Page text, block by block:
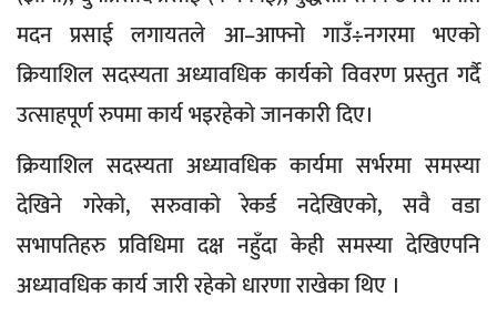
मदन प्रसाई लगायतले आ–आफ्नो गाउँ÷नगरमा भएको
क्रियाशिल सदस्यता अध्यावधिक कार्यको विवरण प्रस्तुत गर्दै
उत्साहपूर्ण रुपमा कार्य भइरहेको जानकारी दिए।
क्रियाशिल सदस्यता अध्यावधिक कार्यमा सर्भरमा समस्या
देखिने गरेको, सरुवाको रेकर्ड नदेखिएको, सवै वडा
सभापतिहरु प्रविधिमा दक्ष नहुँदा केही समस्या देखिएपनि
अध्यावधिक कार्य जारी रहेको धारणा राखेका थिए ।